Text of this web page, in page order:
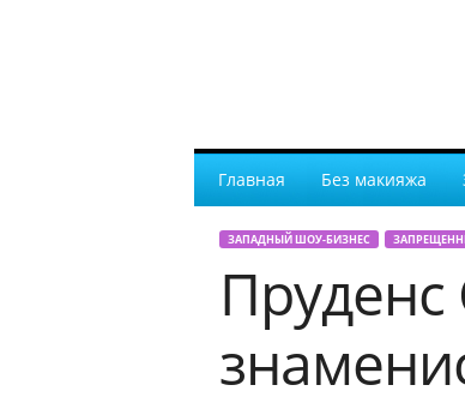
Главная Без макияжа
ЗАПАДНЫЙ ШОУ-БИЗНЕС
Пруденс